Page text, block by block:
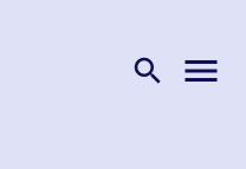
search menu